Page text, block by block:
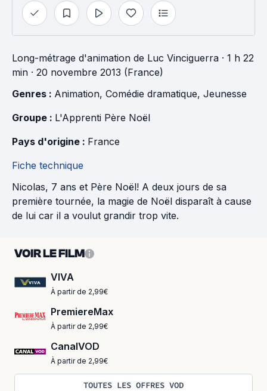
Long-métrage d'animation de Luc Vinciguerra · 1 h 22
min · 20 novembre 2013 (France)
Genres : Animation, Comédie dramatique, Jeunesse
Groupe : L'Apprenti Père Noël
Pays d'origine : France
Fiche technique
Nicolas, 7 ans et Père Noël! A deux jours de sa
première tournée, la magie de Noël disparaît à cause
de lui car il a voulut grandir trop vite.
VOIR LE FILM
VIVA
À partir de 2,99€
PremiereMax
À partir de 2,99€
CanalVOD
À partir de 2,99€
TOUTES LES OFFRES VOD